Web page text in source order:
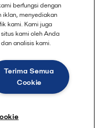
Community guidelines
berfungsi dengan
iklan, menyediakan
kami. Kami juga
kami oleh Anda
analisis kami.
Terima Semua
Cookie